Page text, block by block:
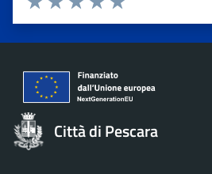
Valuta 5 stelle su 5
Valuta 4 stelle su 5
Valuta 3 stelle su 5
Valuta 2 stelle su 5
Valuta 1 stelle su 5
Città di Pescara